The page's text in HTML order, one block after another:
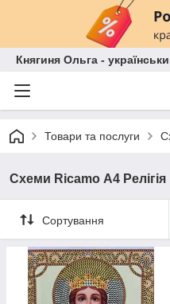
Княгиня Ольга -
Товари та послуги
Схеми Ricamo А4 Релігія
Сортування